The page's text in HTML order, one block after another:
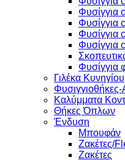
Φυσίγγια
Φυσίγγια
Φυσίγγια
Φυσίγγια
Φυσίγγια
Γιλέκα Κυνηγίου
Καλύμματα
Θήκες Όπλων
Ένδυση
Μπουφάν
Ζακέτες/
Ζακέτες